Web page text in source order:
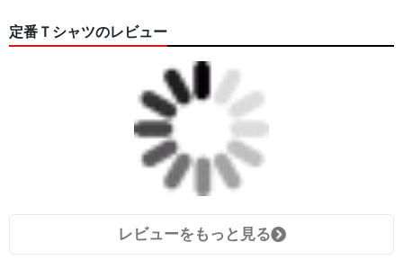
定番Ｔシャツのレビュー
レビューをもっと見る